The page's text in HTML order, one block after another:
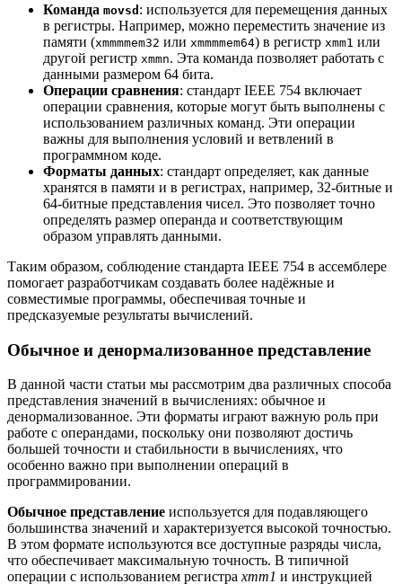
Команда movsd : используется для перемещения данных
в регистры. Например, можно переместить значение из
памяти (xmmmmem32 или xmmmmem64) в регистр xmm1 или
другой регистр xmmn. Эта команда позволяет работать с
данными размером 64 бита.
Операции сравнения: стандарт IEEE 754 включает
операции сравнения, которые могут быть выполнены с
использованием различных команд. Эти операции
важны для выполнения условий и ветвлений в
программном коде.
Форматы данных: стандарт определяет, как данные
хранятся в памяти и в регистрах, например, 32-битные и
64-битные представления чисел. Это позволяет точно
определять размер операнда и соответствующим
образом управлять данными.
Таким образом, соблюдение стандарта IEEE 754 в ассемблере
помогает разработчикам создавать более надёжные и
совместимые программы, обеспечивая точные и
предсказуемые результаты вычислений.
Обычное и денормализованное представление
В данной части статьи мы рассмотрим два различных способа
представления значений в вычислениях: обычное и
денормализованное. Эти форматы играют важную роль при
работе с операндами, поскольку они позволяют достичь
большей точности и стабильности в вычислениях, что
особенно важно при выполнении операций в
программировании.
Обычное представление используется для подавляющего
большинства значений и характеризуется высокой точностью.
В этом формате используются все доступные разряды числа,
что обеспечивает максимальную точность. В типичной
операции с использованием регистра xmm1 и инструкцией